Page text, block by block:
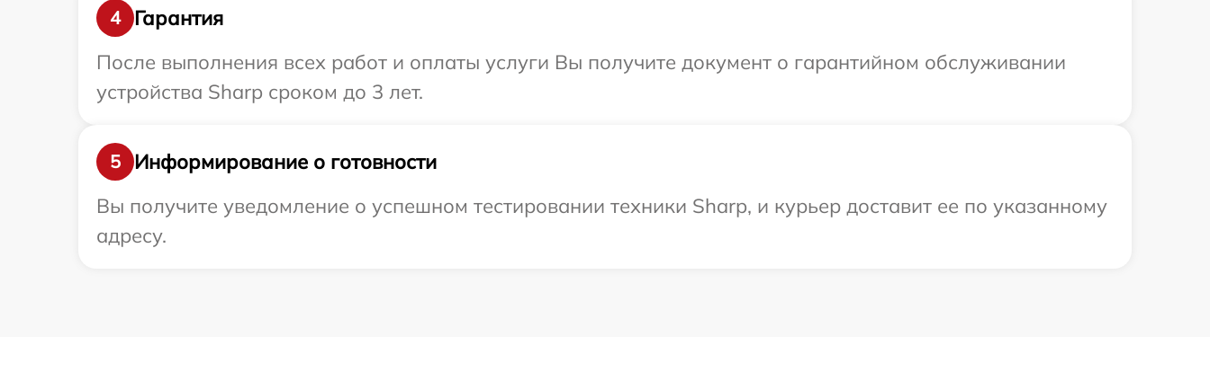
4
Гарантия
После выполнения всех работ и оплаты услуги Вы получите документ о гарантийном обслуживании
устройства Sharp сроком до 3 лет.
5
Информирование о готовности
Вы получите уведомление о успешном тестировании техники Sharp, и курьер доставит ее по указанному
адресу.